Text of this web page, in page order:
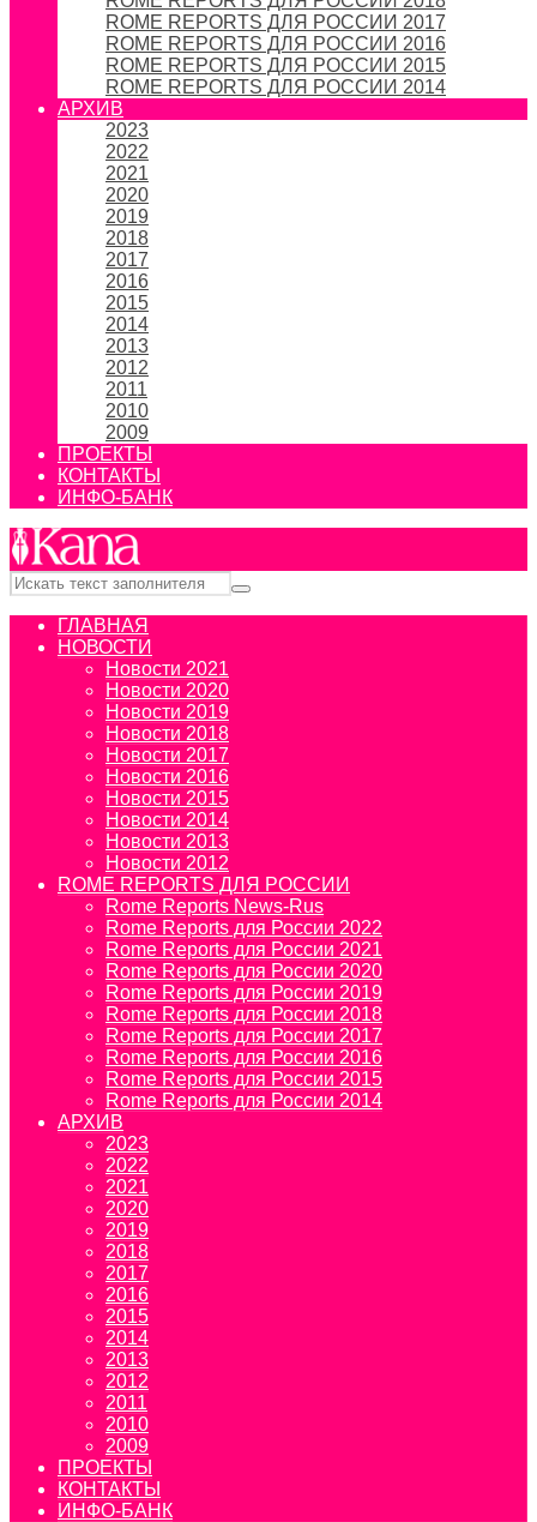
ROME REPORTS ДЛЯ РОССИИ 2017
ROME REPORTS ДЛЯ РОССИИ 2016
ROME REPORTS ДЛЯ РОССИИ 2015
ROME REPORTS ДЛЯ РОССИИ 2014
АРХИВ
2023
2022
2021
2020
2019
2018
2017
2016
2015
2014
2013
2012
2011
2010
2009
ПРОЕКТЫ
КОНТАКТЫ
ИНФО-БАНК
ГЛАВНАЯ
НОВОСТИ
Новости 2021
Новости 2020
Новости 2019
Новости 2018
Новости 2017
Новости 2016
Новости 2015
Новости 2014
Новости 2013
Новости 2012
ROME REPORTS ДЛЯ РОССИИ
Rome Reports News-Rus
Rome Reports для России 2022
Rome Reports для России 2021
Rome Reports для России 2020
Rome Reports для России 2019
Rome Reports для России 2018
Rome Reports для России 2017
Rome Reports для России 2016
Rome Reports для России 2015
Rome Reports для России 2014
АРХИВ
2023
2022
2021
2020
2019
2018
2017
2016
2015
2014
2013
2012
2011
2010
2009
ПРОЕКТЫ
КОНТАКТЫ
ИНФО-БАНК